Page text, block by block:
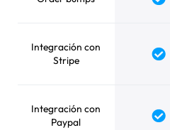
Yes
Integración con
Stripe
Yes
Integración con
Paypal
Yes